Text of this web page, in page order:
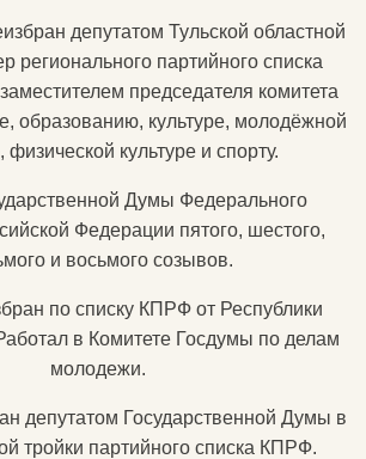
депутатом Тульской областной
регионального партийного списка
председателя комитета
образованию, культуре, молодёжной
физической культуре и спорту.
Думы Федерального
Федерации пятого, шестого,
и восьмого созывов.
по списку КПРФ от Республики
в Комитете Госдумы по делам
молодежи.
депутатом Государственной Думы в
тройки партийного списка КПРФ.